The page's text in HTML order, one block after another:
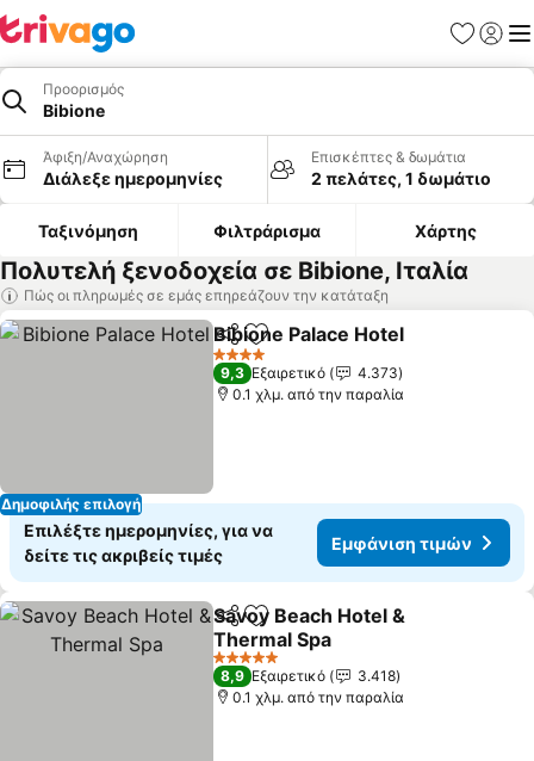
Προορισμός
Bibione
Άφιξη/Αναχώρηση
Διάλεξε ημερομηνίες
Επισκέπτες & δωμάτια
2 πελάτες, 1 δωμάτιο
Ταξινόμηση Φιλτράρισμα Χάρτης
Πολυτελή ξενοδοχεία σε Bibione, Ιταλία
Πώς οι πληρωμές σε εμάς επηρεάζουν την κατάταξη
Δημοφιλής επιλογή
Κοινοποίηση
Προσθήκη στα αγαπημένα
Bibione Palace Hotel
4 Αστέρια
9,3 Εξαιρετικό
4.373
0.1 χλμ. από την παραλία
Επιλέξτε ημερομηνίες, για να
δείτε τις ακριβείς τιμές
Εμφάνιση τιμών
Κοινοποίηση
Προσθήκη στα αγαπημένα
Savoy Beach Hotel &
Thermal Spa
Εμφάνιση τιμών
5 Αστέρια
8,9 Εξαιρετικό
3.418
0.1 χλμ. από την παραλία